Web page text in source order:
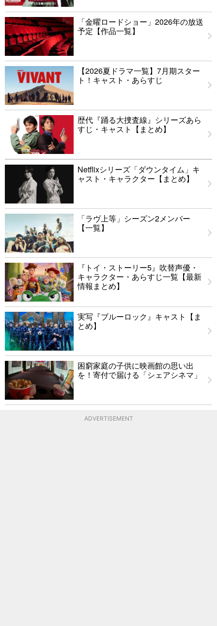
「金曜ロードショー」2026年の放送
予定【作品一覧】
【2026夏ドラマ一覧】7月期スター
ト！キャスト・あらすじ
歴代『踊る大捜査線』シリーズあら
すじ・キャスト【まとめ】
Netflixシリーズ「ダウンタイム」キ
ャスト・キャラクター【まとめ】
「ラヴ上等」シーズン2メンバー
【一覧】
『トイ・ストーリー5』吹替声優・
キャラクター・あらすじ一覧【最新
情報まとめ】
実写『ブルーロック』キャスト【ま
とめ】
困窮家庭の子供に映画館の思い出
を！寄付で届ける「シェアシネマ」
ADVERTISEMENT